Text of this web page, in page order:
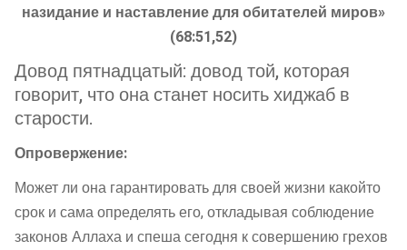
назидание и наставление для обитателей миров»
(68:51,52)
Довод пятнадцатый: довод той, которая
говорит, что она станет носить хиджаб в
старости.
Опровержение:
Может ли она гарантировать для своей жизни какойто
срок и сама определять его, откладывая соблюдение
законов Аллаха и спеша сегодня к совершению грехов